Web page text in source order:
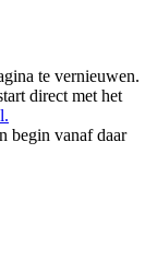
te vernieuwen.
direct met het
begin vanaf daar